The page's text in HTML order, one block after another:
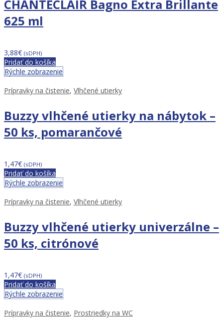
CHANTECLAIR Bagno Extra Brillante
625 ml
3,88€ (sDPH)
Pridať do košíka
Rýchle zobrazenie
Prípravky na čistenie, Vlhčené utierky
Buzzy vlhčené utierky na nábytok –
50 ks, pomarančové
1,47€ (sDPH)
Pridať do košíka
Rýchle zobrazenie
Prípravky na čistenie, Vlhčené utierky
Buzzy vlhčené utierky univerzálne –
50 ks, citrónové
1,47€ (sDPH)
Pridať do košíka
Rýchle zobrazenie
Prípravky na čistenie, Prostriedky na WC